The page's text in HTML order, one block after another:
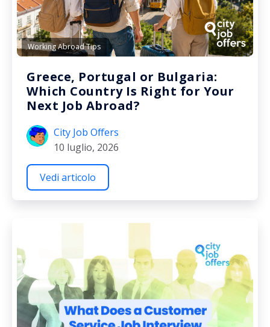
Working Abroad Tips
Greece, Portugal or Bulgaria:
Which Country Is Right for Your
Next Job Abroad?
City Job Offers
10 luglio, 2026
Vedi articolo